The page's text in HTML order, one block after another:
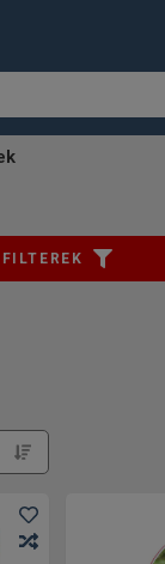
FILTEREK